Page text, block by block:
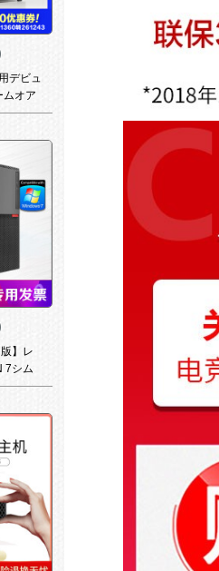
デビュ
ムオア
4 G/T
】レ
7シム
にし